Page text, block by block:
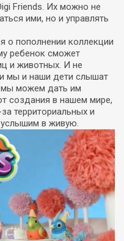
Friends. Их можно не
ими, но и управлять
о пополнении коллекции
ребенок сможет
и животных. И не
мы и наши дети слышат
мы можем дать им
создания в нашем мире,
территориальных и
услышим в живую.